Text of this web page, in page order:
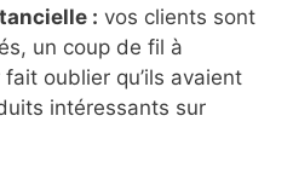
: vos clients sont
un coup de fil à
fait oublier qu’ils avaient
intéressants sur